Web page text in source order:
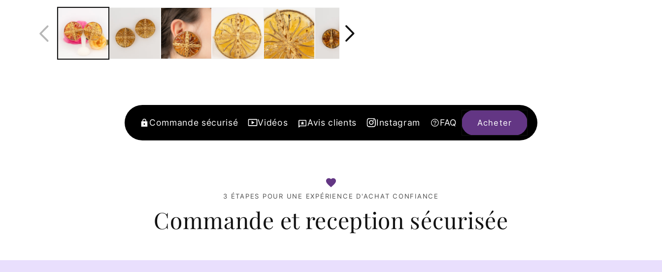
Commande sécurisé Vidéos Avis clients Instagram FAQ Acheter
3 ÉTAPES POUR UNE EXPÉRIENCE D'ACHAT CONFIANCE
Commande et reception sécurisée